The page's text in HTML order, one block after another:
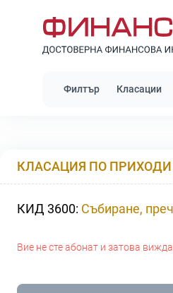
Филтър Класации
КЛАСАЦИЯ ПО
КИД 3600: Събиране,
Вие не сте абонат и затова